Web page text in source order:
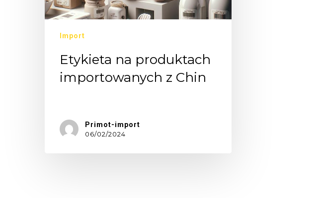
Import
Etykieta na produktach
importowanych z Chin
Primot-import
06/02/2024